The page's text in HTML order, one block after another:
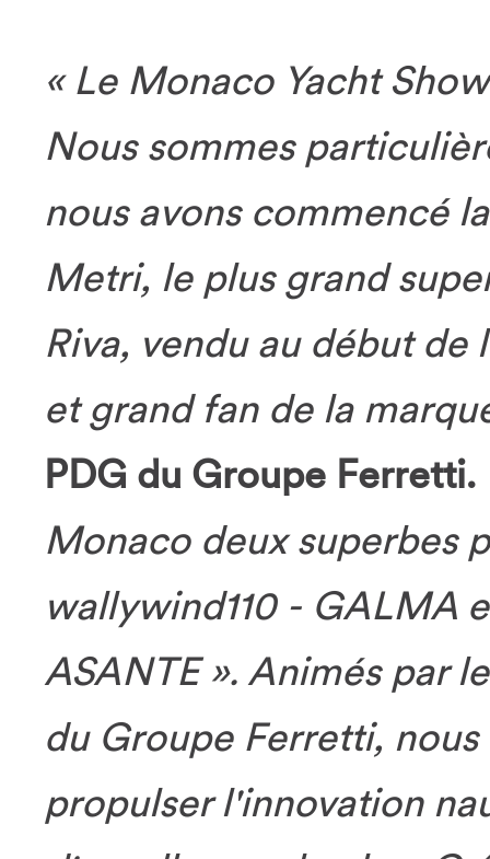
« Le Monaco Yacht
Nous sommes
nous avons commencé
Metri, le plus grand
Riva, vendu au début
et grand fan de la
PDG du Groupe Ferretti.
Monaco deux superbes
wallywind110 - GALMA
ASANTE ». Animés par
du Groupe Ferretti,
propulser l'innovation